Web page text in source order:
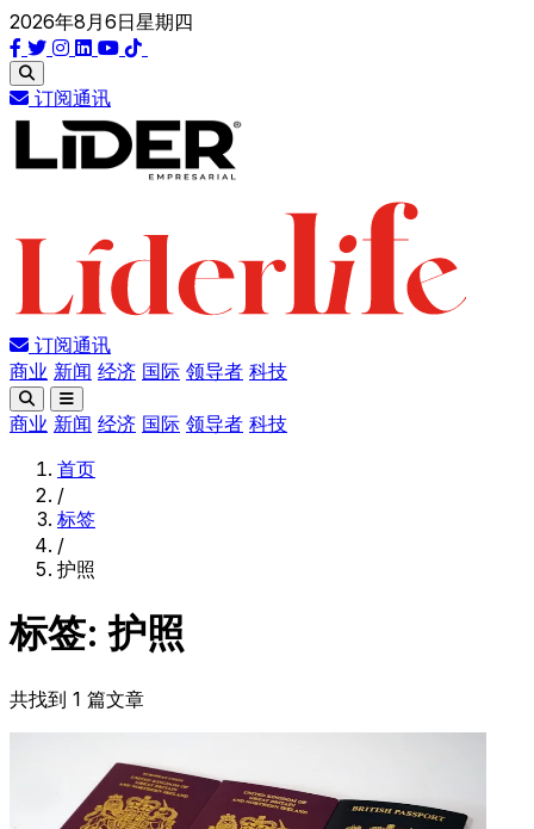
2026年8月6日星期四
订阅通讯
订阅通讯
商业 新闻 经济 国际 领导者 科技
商业 新闻 经济 国际 领导者 科技
首页
/
标签
/
护照
标签: 护照
共找到 1 篇文章